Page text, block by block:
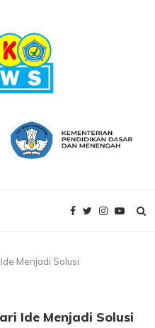
Menjadi Solusi
Ide Menjadi Solusi